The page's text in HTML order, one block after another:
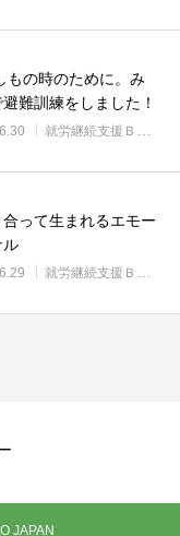
もの時のために。み
難訓練をしました！
就労継続支援Ｂ型・ニコプレイス
って生まれるエモー
ル
就労継続支援Ｂ型・ニコプレイス
JAPAN